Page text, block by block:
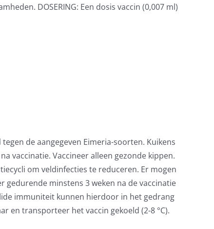
DOSERING: Een dosis vaccin (0,007 ml)
de aangegeven Eimeria-soorten. Kuikens
vaccinatie. Vaccineer alleen gezonde kippen.
om veldinfecties te reduceren. Er mogen
minstens 3 weken na de vaccinatie
immuniteit kunnen hierdoor in het gedrang
en transporteer het vaccin gekoeld (2-8 °C).